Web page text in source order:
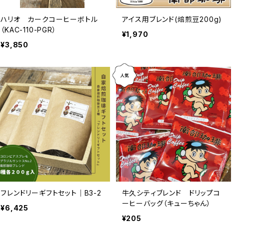
ハリオ カークコーヒーボトル
（KAC-110-PGR）
¥3,850
アイス用ブレンド(焙煎豆200g)
¥1,970
フレンドリーギフトセット｜B3-2
¥6,425
牛久シティブレンド ドリップコ
ーヒーバッグ（キューちゃん）
¥205